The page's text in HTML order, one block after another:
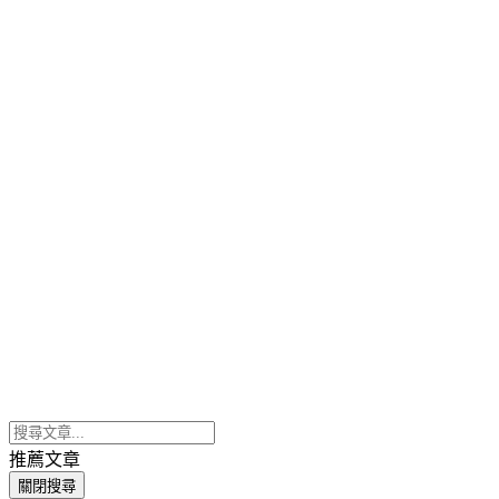
推薦文章
關閉搜尋